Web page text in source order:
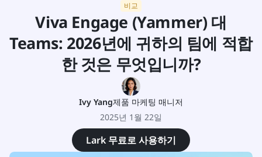
비교
Viva Engage (Yammer) 대
Teams: 2026년에 귀하의 팀에 적합
한 것은 무엇입니까?
Ivy Yang제품 마케팅 매니저
2025년 1월 22일
Lark 무료로 사용하기